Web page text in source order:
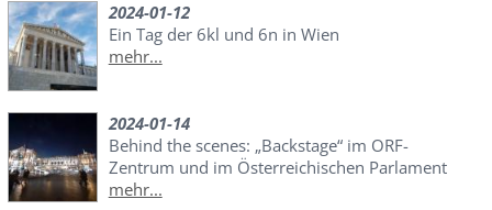
2024-01-12
Ein Tag der 6kl und 6n in Wien
mehr...
2024-01-14
Behind the scenes: „Backstage“ im ORF-
Zentrum und im Österreichischen Parlament
mehr...